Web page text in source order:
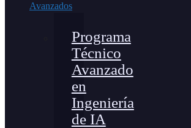
Avanzados
Programa
Técnico
Avanzado
en
Ingeniería
de IA